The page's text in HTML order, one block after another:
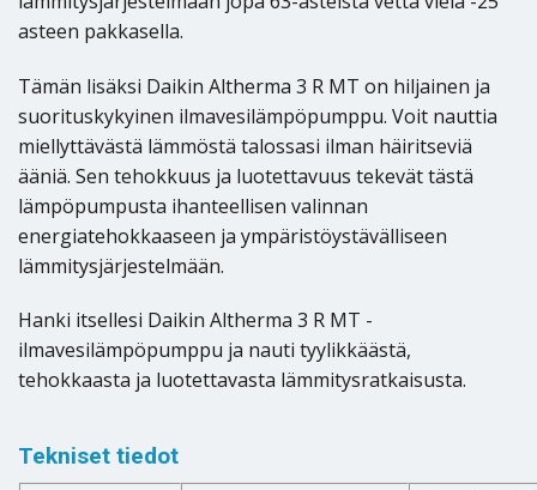
asteen pakkasella.
Tämän lisäksi Daikin Altherma 3 R MT on hiljainen ja
suorituskykyinen ilmavesilämpöpumppu. Voit nauttia
miellyttävästä lämmöstä talossasi ilman häiritseviä
ääniä. Sen tehokkuus ja luotettavuus tekevät tästä
lämpöpumpusta ihanteellisen valinnan
energiatehokkaaseen ja ympäristöystävälliseen
lämmitysjärjestelmään.
Hanki itsellesi Daikin Altherma 3 R MT -
ilmavesilämpöpumppu ja nauti tyylikkäästä,
tehokkaasta ja luotettavasta lämmitysratkaisusta.
Tekniset tiedot